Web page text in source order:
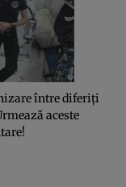
între diferiţi
aceste